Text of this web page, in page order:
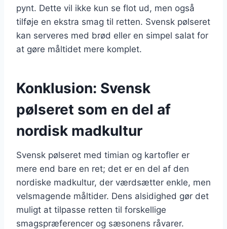
pynt. Dette vil ikke kun se flot ud, men også
tilføje en ekstra smag til retten. Svensk pølseret
kan serveres med brød eller en simpel salat for
at gøre måltidet mere komplet.
Konklusion: Svensk
pølseret som en del af
nordisk madkultur
Svensk pølseret med timian og kartofler er
mere end bare en ret; det er en del af den
nordiske madkultur, der værdsætter enkle, men
velsmagende måltider. Dens alsidighed gør det
muligt at tilpasse retten til forskellige
smagspræferencer og sæsonens råvarer.